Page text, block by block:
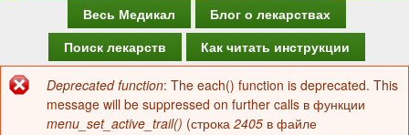
а
в
Весь Медикал
Блог о лекарствах
Поиск лекарств
Как читать инструкции
Сообщение
об
Deprecated function: The each() function is deprecated. This
message will be suppressed on further calls в функции
menu_set_active_trail() (строка 2405 в файле